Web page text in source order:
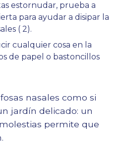
estornudar, prueba a
para ayudar a disipar la
(2).
cualquier cosa en la
de papel o bastoncillos
nasales como si
jardín delicado: un
permite que